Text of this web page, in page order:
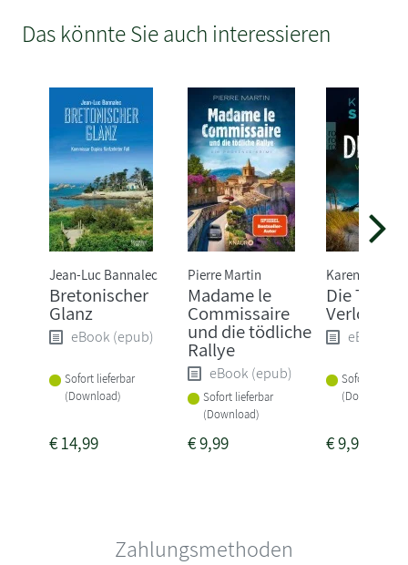
Das könnte Sie auch interessieren
Jean-Luc Bannalec
Bretonischer
Glanz
eBook (epub)
Sofort lieferbar
(Download)
€14,99
Pierre Martin
Madame le
Commissaire
und die tödliche
Rallye
eBook (epub)
Sofort lieferbar
(Download)
€9,99
Karen Sander
Die Tiefe:
Verloren
eBook
Sofort
(Download)
€9,99
Zahlungsmethoden